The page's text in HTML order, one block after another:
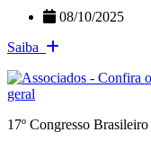
08/10/2025
Saiba
17º Congresso